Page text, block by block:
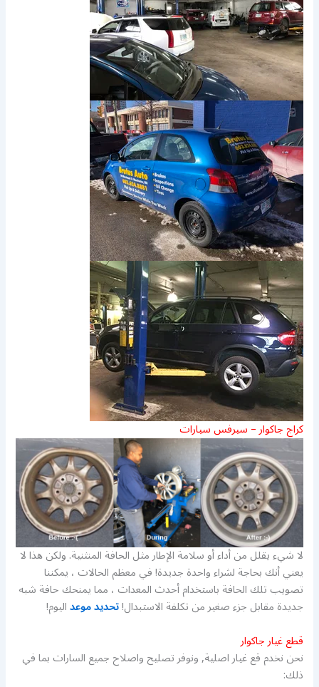
كراج جاكوار – سيرفس سيارات
لا شيء يقلل من أداء أو سلامة الإطار مثل الحافة المنثنية. ولكن هذا لا
يعني أنك بحاجة لشراء واحدة جديدة! في معظم الحالات ، يمكننا
تصويب تلك الحافة باستخدام أحدث المعدات ، مما يمنحك حافة شبه
جديدة مقابل جزء صغير من تكلفة الاستبدال!تحديد موعداليوم!
قطع غيار جاكوار
نحن نخدم قع غيار اصلية, ونوفر تصليح واصلاح جميع السارات بما في
ذلك: